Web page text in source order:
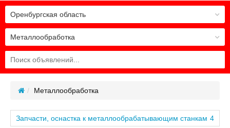
Металлообработка
Оренбургская область
Металлообработка
4
Запчасти, оснастка к металлообрабатывающим станкам